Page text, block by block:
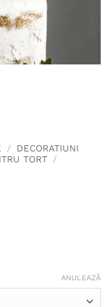
/ DECORATIUNI
TORT /
ANULEAZĂ